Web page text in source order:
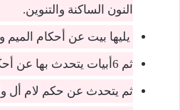
النون الساكنة والتنوين.
يليها بيت عن أحكام الميم
ثم 6أبيات يتحدث بها عن أحكام الميم الساكنة.
ثم يتحدث عن حكم لام أل ولام